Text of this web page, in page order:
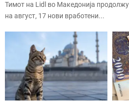
Тимот на Lidl во Македонија
на август, 17 нови вработени...